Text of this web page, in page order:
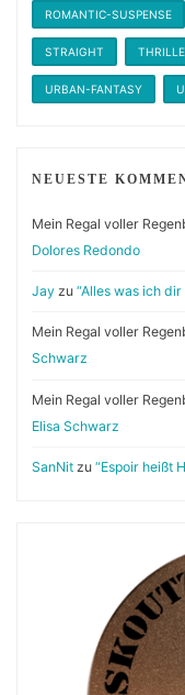
ROMANTIC-SUSPENSE
STRAIGHT
URBAN-FANTASY
NEUESTE
Mein Regal voller
Dolores Redondo
Jayzu “Alles was ich
Mein Regal voller
Schwarz
Mein Regal voller
Elisa Schwarz
SanNitzu “Espoir heißt